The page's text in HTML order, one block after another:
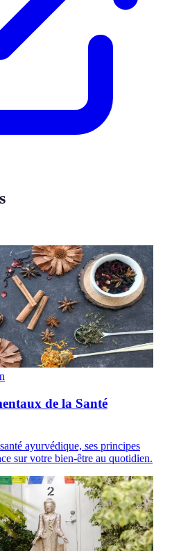
de la Santé
ayurvédique, ses principes
sur votre bien-être au quotidien.